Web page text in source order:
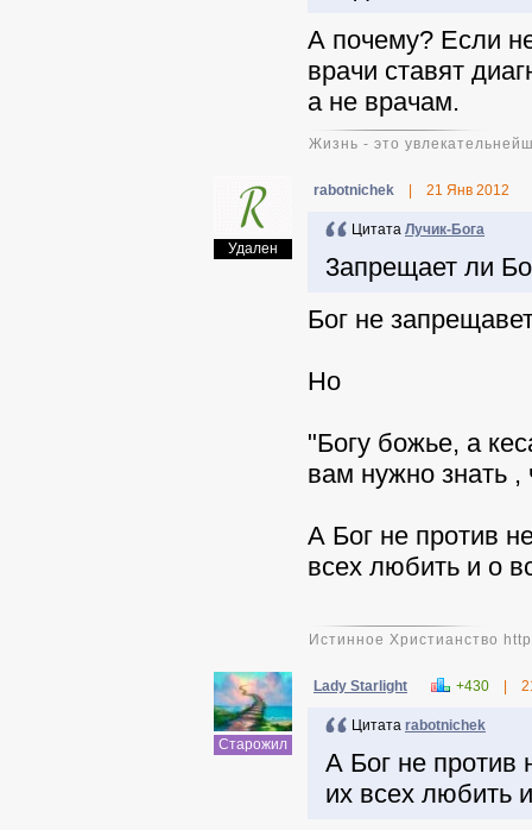
А почему? Если
врачи ставят
а не врачам.
Жизнь - это
Удален
rabotnichek 21 Янв 2012
Цитата Лучик-Бога
3апрещает ли
Бог не
Но
"Богу божье, а
вам нужно знать
А Бог не против
всех любить и о
Истинное Христианство
Старожил
Lady Starlight +430
Цитата rabotnichek
А Бог не против
их всех любить